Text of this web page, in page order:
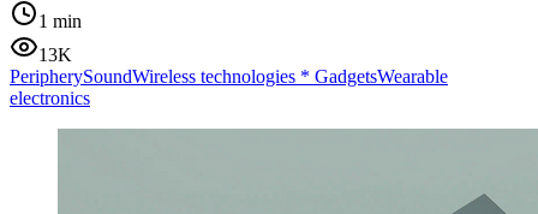
1 min
13K
PeripherySoundWireless technologies * GadgetsWearable
electronics